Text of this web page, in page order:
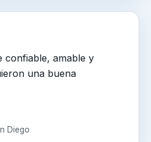
confiable, amable y
una buena
Diego